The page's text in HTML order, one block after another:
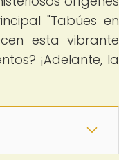
"Tabúes en
esta vibrante
¡Adelante, la